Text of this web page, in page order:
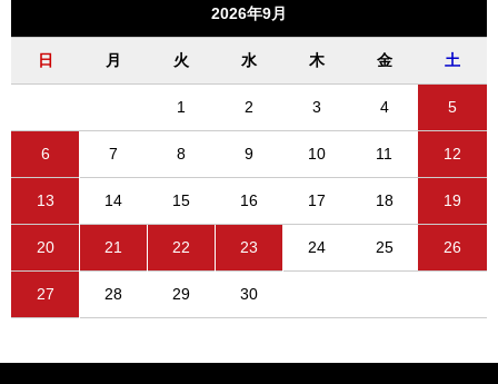
2026年9月
日 月 火 水 木 金 土
1 2 3 4 5
6 7 8 9 10 11 12
13 14 15 16 17 18 19
20 21 22 23 24 25 26
27 28 29 30